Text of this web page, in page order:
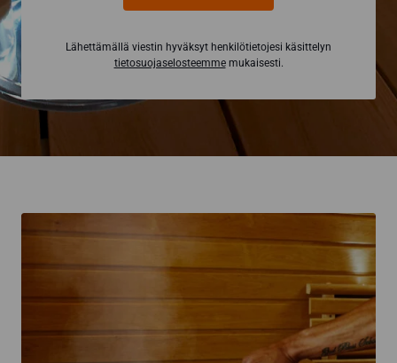
Lähettämällä viestin hyväksyt henkilötietojesi käsittelyn
tietosuojaselosteemmemukaisesti.